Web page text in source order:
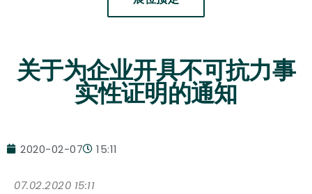
关于为企业开具不可抗力事
实性证明的通知
2020-02-07 15:11
07.02.2020 15:11